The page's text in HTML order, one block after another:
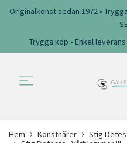
Originalkonst sedan 1972 •
Trygga köp • Enkel
Hem Konstnärer
Stig